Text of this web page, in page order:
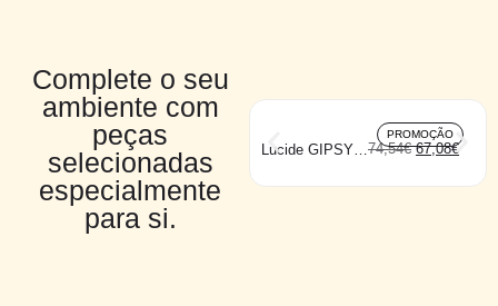
Complete o seu
ambiente com
peças
selecionadas
especialmente
para si.
PROMOÇÃO
Lucide GIPSY
74,54€ 67,08€